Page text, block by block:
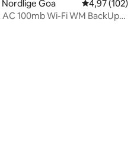
bedømmelse, 171 omtaler
Nordlige Goa 4,97 ud af 5
4,97 (102)
AC 100mb Wi-Fi WM BackUp